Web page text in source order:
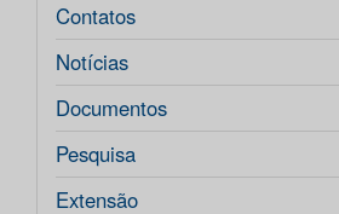
Contatos
Notícias
Documentos
Pesquisa
Extensão